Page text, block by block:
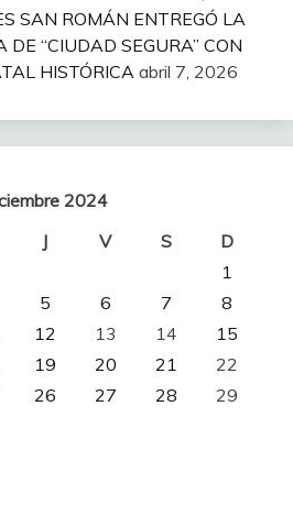
SAN ROMÁN ENTREGÓ LA
DE “CIUDAD SEGURA” CON
HISTÓRICA abril 7, 2026
2024
J V S
D
1
5 6 7
8
12 13 14
15
19 20 21
22
26 27 28
29